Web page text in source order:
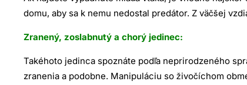
domu, aby sa k nemu nedostal predátor. Z väčšej
Zranený, zoslabnutý a chorý jedinec:
Takéhoto jedinca spoznáte podľa neprirodzeného
zranenia a podobne. Manipuláciu so živočíchom